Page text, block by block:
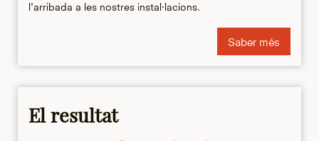
l'arribada a les nostres instal·lacions.
Saber més
El resultat